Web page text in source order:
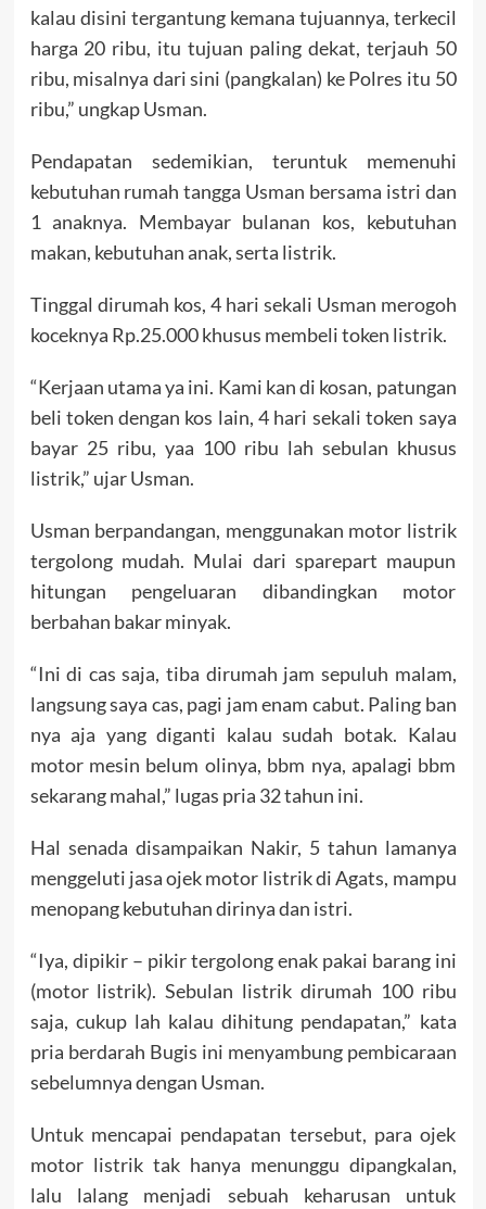
kalau disini tergantung kemana tujuannya, terkecil
harga 20 ribu, itu tujuan paling dekat, terjauh 50
ribu, misalnya dari sini (pangkalan) ke Polres itu 50
ribu,” ungkap Usman.
Pendapatan sedemikian, teruntuk memenuhi
kebutuhan rumah tangga Usman bersama istri dan
1 anaknya. Membayar bulanan kos, kebutuhan
makan, kebutuhan anak, serta listrik.
Tinggal dirumah kos, 4 hari sekali Usman merogoh
koceknya Rp.25.000 khusus membeli token listrik.
“Kerjaan utama ya ini. Kami kan di kosan, patungan
beli token dengan kos lain, 4 hari sekali token saya
bayar 25 ribu, yaa 100 ribu lah sebulan khusus
listrik,” ujar Usman.
Usman berpandangan, menggunakan motor listrik
tergolong mudah. Mulai dari sparepart maupun
hitungan pengeluaran dibandingkan motor
berbahan bakar minyak.
“Ini di cas saja, tiba dirumah jam sepuluh malam,
langsung saya cas, pagi jam enam cabut. Paling ban
nya aja yang diganti kalau sudah botak. Kalau
motor mesin belum olinya, bbm nya, apalagi bbm
sekarang mahal,” lugas pria 32 tahun ini.
Hal senada disampaikan Nakir, 5 tahun lamanya
menggeluti jasa ojek motor listrik di Agats, mampu
menopang kebutuhan dirinya dan istri.
“Iya, dipikir – pikir tergolong enak pakai barang ini
(motor listrik). Sebulan listrik dirumah 100 ribu
saja, cukup lah kalau dihitung pendapatan,” kata
pria berdarah Bugis ini menyambung pembicaraan
sebelumnya dengan Usman.
Untuk mencapai pendapatan tersebut, para ojek
motor listrik tak hanya menunggu dipangkalan,
lalu lalang menjadi sebuah keharusan untuk